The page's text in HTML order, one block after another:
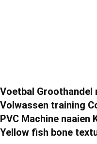
Voetbal Groothandel
Volwassen training
PVC Machine naaien
Yellow fish bone